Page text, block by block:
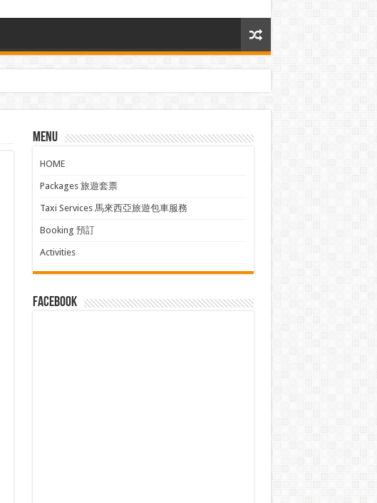
Menu
HOME
Packages 旅遊套票
Taxi Services 馬來西亞旅遊包車服務
Booking 預訂
Activities
facebook